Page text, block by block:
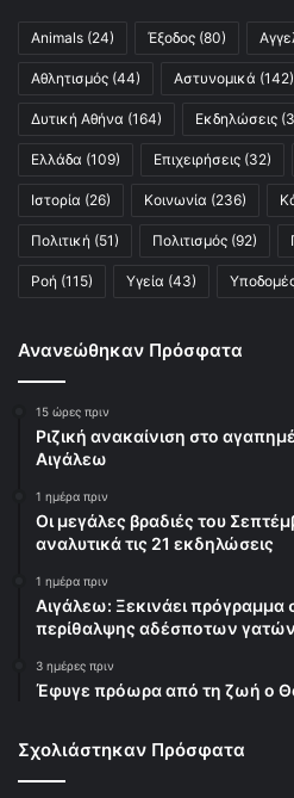
Animals (24) Έξοδος (80)
Αθλητισμός (44) Αστυνομικά (142)
Δυτική Αθήνα (164) Εκδηλώσεις
Ελλάδα (109) Επιχειρήσεις (32)
Ιστορία (26) Κοινωνία (236)
Πολιτική (51) Πολιτισμός (92)
Ροή (115) Υγεία (43)
Ανανεώθηκαν Πρόσφατα
15 ώρες πριν
Ριζική ανακαίνιση στο
Αιγάλεω
1 ημέρα πριν
Οι μεγάλες βραδιές του
αναλυτικά τις 21 εκδηλώσεις
1 ημέρα πριν
Αιγάλεω: Ξεκινάει πρόγραμμα
περίθαλψης αδέσποτων γατών
3 ημέρες πριν
Έφυγε πρόωρα από τη ζωή ο
Σχολιάστηκαν Πρόσφατα